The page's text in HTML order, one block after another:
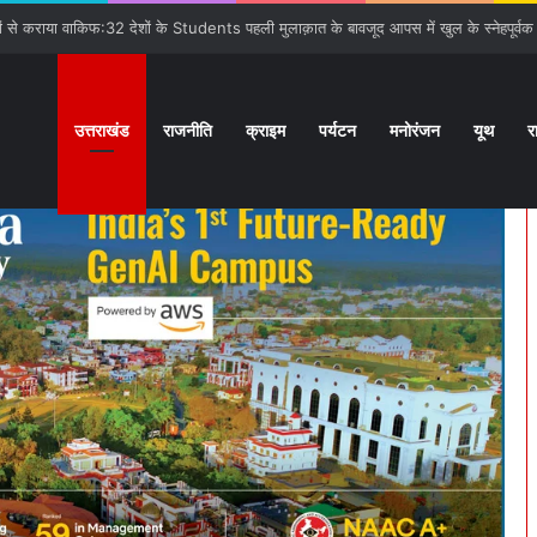
रेलवे स्टेशन पर रुकेगी अछनेरा-टनकपुर Express
उत्तराखंड राजनीति क्राइम पर्यटन मनोरंजन यूथ